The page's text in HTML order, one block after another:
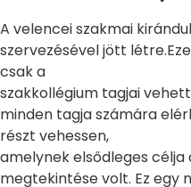
A velencei szakmai
szervezésével jött
csak a
szakkollégium tagjai
minden tagja számára
részt vehessen,
amelynek elsődleges célja
megtekintése volt. Ez egy